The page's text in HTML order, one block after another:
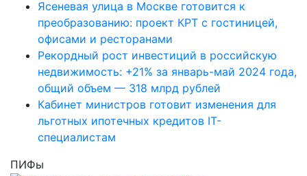
Ясеневая улица в Москве готовится к
преобразованию: проект КРТ с гостиницей,
офисами и ресторанами
Рекордный рост инвестиций в российскую
недвижимость: +21% за январь-май 2024 года,
общий объем — 318 млрд рублей
Кабинет министров готовит изменения для
льготных ипотечных кредитов IT-
специалистам
ПИФы